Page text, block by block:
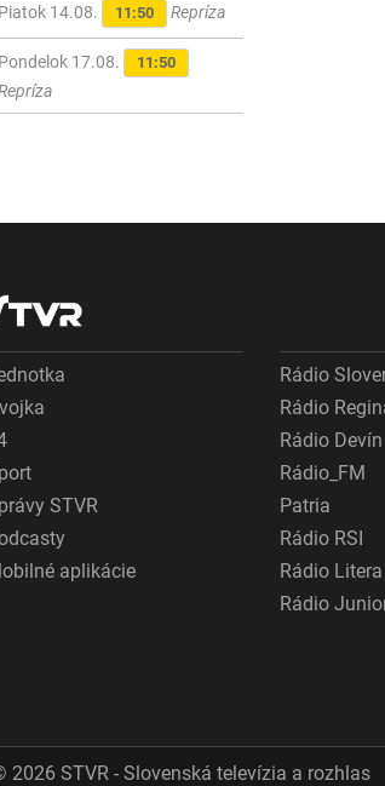
Piatok 14.08. 11:50 Repríza
Pondelok 17.08. 11:50
STVR
aplikácie
Rádio
Rádio
Rádio Devín
Rádio_FM
Patria
Rádio RSI
Rádio Litera
Rádio
2026 STVR - Slovenská televízia a rozhlas